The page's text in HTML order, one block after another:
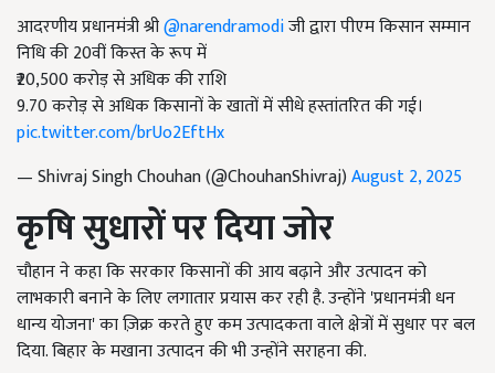
आदरणीय प्रधानमंत्री श्री@narendramodiजी द्वारा पीएम किसान सम्मान
निधि की 20वीं किस्त के रूप में
₹20,500 करोड़ से अधिक की राशि
9.70 करोड़ से अधिक किसानों के खातों में सीधे हस्तांतरित की गई।
pic.twitter.com/brUo2EftHx
— Shivraj Singh Chouhan (@ChouhanShivraj)August 2, 2025
कृषि सुधारों पर दिया जोर
चौहान ने कहा कि सरकार किसानों की आय बढ़ाने और उत्पादन को
लाभकारी बनाने के लिए लगातार प्रयास कर रही है. उन्होंने 'प्रधानमंत्री धन
धान्य योजना' का ज़िक्र करते हुए कम उत्पादकता वाले क्षेत्रों में सुधार पर बल
दिया. बिहार के मखाना उत्पादन की भी उन्होंने सराहना की.